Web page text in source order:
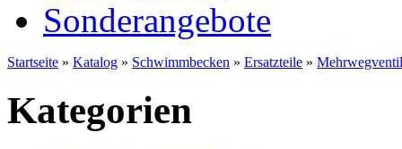
Sonderangebote
Startseite » Katalog » Schwimmbecken » Ersatzteile »
Kategorien